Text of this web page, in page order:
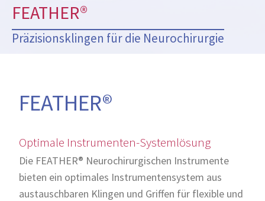
FEATHER®
Präzisionsklingen für die Neurochirurgie
FEATHER®
Optimale Instrumenten-Systemlösung
Die FEATHER® Neurochirurgischen Instrumente
bieten ein optimales Instrumentensystem aus
austauschbaren Klingen und Griffen für flexible und